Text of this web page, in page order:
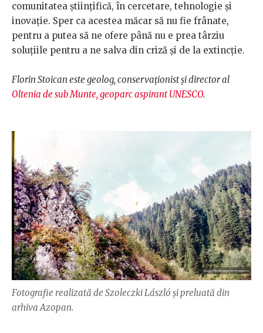
comunitatea științifică, în cercetare, tehnologie și
inovație. Sper ca acestea măcar să nu fie frânate,
pentru a putea să ne ofere până nu e prea târziu
soluțiile pentru a ne salva din criză și de la extincție.
Florin Stoican este geolog, conservaționist și director al
Oltenia de sub Munte, geoparc aspirant UNESCO.
Fotografie realizată de Szoleczki László și preluată din
arhiva Azopan.